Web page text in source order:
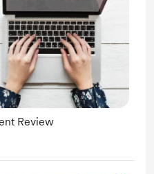
Review